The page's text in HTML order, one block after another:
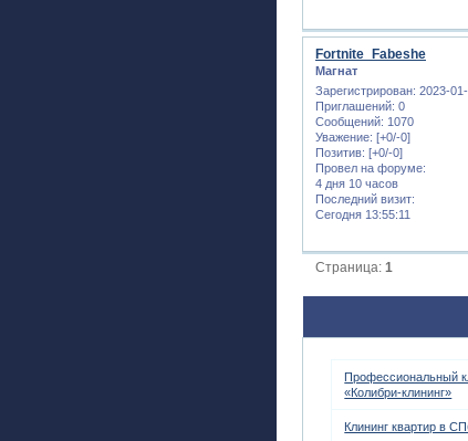
Fortnite_Fabeshe
Магнат
Зарегистрирован: 2023-01-
Приглашений: 0
Сообщений: 1070
Уважение: [+0/-0]
Позитив: [+0/-0]
Провел на форуме:
4 дня 10 часов
Последний визит:
Сегодня 13:55:11
Страница:1
Профессиональный
«Колибри-клининг»
Клининг квартир в